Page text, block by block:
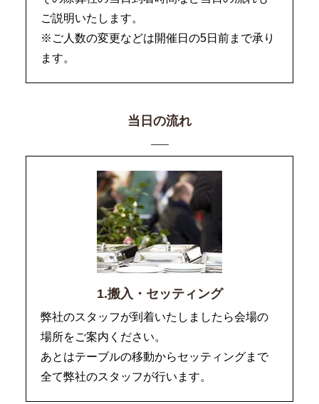
ご説明いたします。
※ご人数の変更などは開催日の5日前まで承り
ます。
当日の流れ
1.搬入・セッティング
弊社のスタッフが到着いたしましたら会場の
場所をご案内ください。
あとはテーブルの移動からセッティングまで
全て弊社のスタッフが行います。